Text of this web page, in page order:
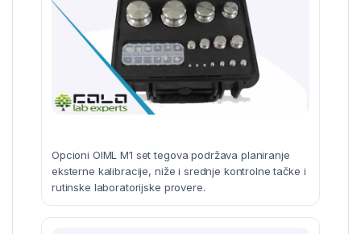
Opcioni OIML M1 set tegova podržava planiranje
eksterne kalibracije, niže i srednje kontrolne tačke i
rutinske laboratorijske provere.